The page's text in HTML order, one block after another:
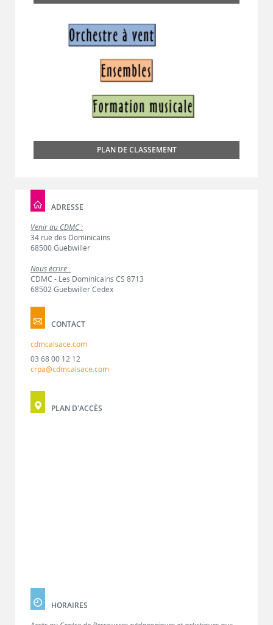
PLAN DE CLASSEMENT
ADRESSE
Venir au CDMC :
34 rue des Dominicains
68500 Guebwiller
Nous écrire :
CDMC - Les Dominicains CS 8713
68502 Guebwiller Cedex
CONTACT
cdmcalsace.com
03 68 00 12 12
crpa@cdmcalsace.com
PLAN D'ACCÈS
HORAIRES